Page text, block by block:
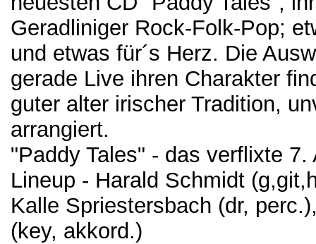
Geradliniger Rock-Folk-Pop;
und etwas für´s Herz. Die
gerade Live ihren Charakter
guter alter irischer Tradition,
arrangiert.
"Paddy Tales" - das verflixte 7.
Lineup - Harald Schmidt
Kalle Spriestersbach (dr,
(key, akkord.)